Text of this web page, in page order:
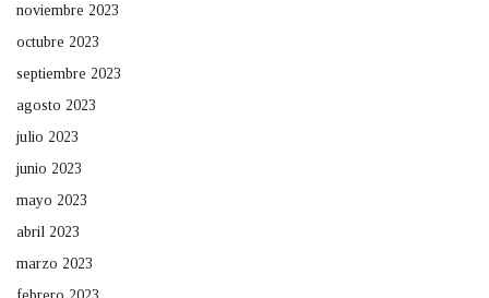
noviembre 2023
octubre 2023
septiembre 2023
agosto 2023
julio 2023
junio 2023
mayo 2023
abril 2023
marzo 2023